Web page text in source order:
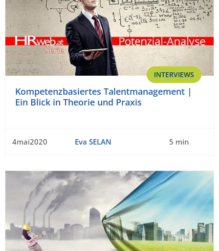
INTERVIEWS
Kompetenzbasiertes Talentmanagement |
Ein Blick in Theorie und Praxis
4mai2020 Eva SELAN 5 min